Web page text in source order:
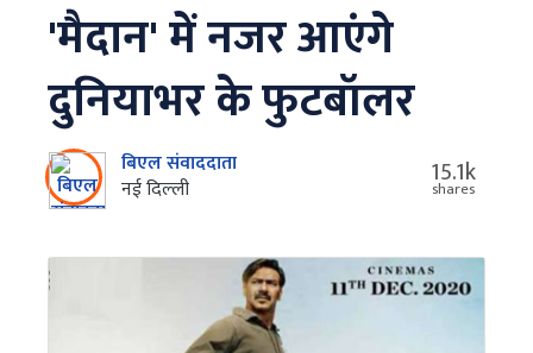
'मैदान' में नजर आएंगे
दुनियाभर के फुटबॉलर
बिएल संवाददाता
नई दिल्‍ली
15.1k
shares